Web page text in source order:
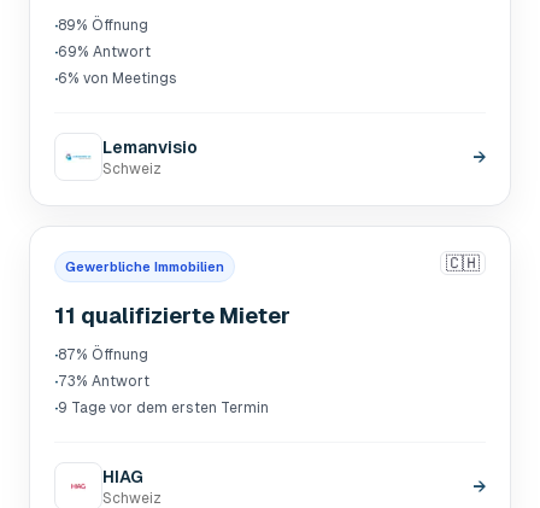
·89% Öffnung
·69% Antwort
·6% von Meetings
Lemanvisio
Schweiz
→
Gewerbliche Immobilien 🇨🇭
11 qualifizierte Mieter
·87% Öffnung
·73% Antwort
·9 Tage vor dem ersten Termin
HIAG
Schweiz
→